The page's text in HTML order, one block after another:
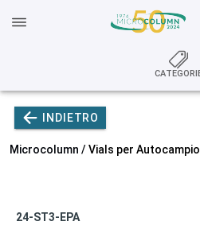
INDIETRO
Microcolumn / Vials per
24-ST3-EPA